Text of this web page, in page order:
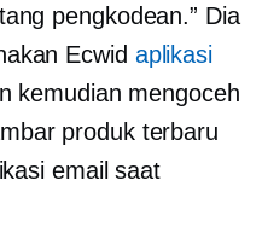
pengkodean.” Dia
Ecwid aplikasi
kemudian mengoceh
produk terbaru
email saat